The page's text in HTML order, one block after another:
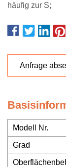
häufig zur S;
Anfrage
Modell Nr.
Grad